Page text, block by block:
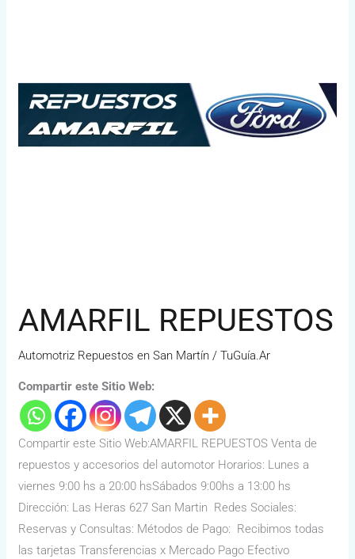
AMARFIL REPUESTOS
Automotriz Repuestos en San Martín /TuGuía.Ar
Compartir este Sitio Web:
Compartir este Sitio Web:AMARFIL REPUESTOS Venta de
repuestos y accesorios del automotor Horarios: Lunes a
viernes 9:00 hs a 20:00 hsSábados 9:00hs a 13:00 hs
Dirección: Las Heras 627 San Martin Redes Sociales:
Reservas y Consultas: Métodos de Pago: Recibimos todas
las tarjetas Transferencias x Mercado Pago Efectivo